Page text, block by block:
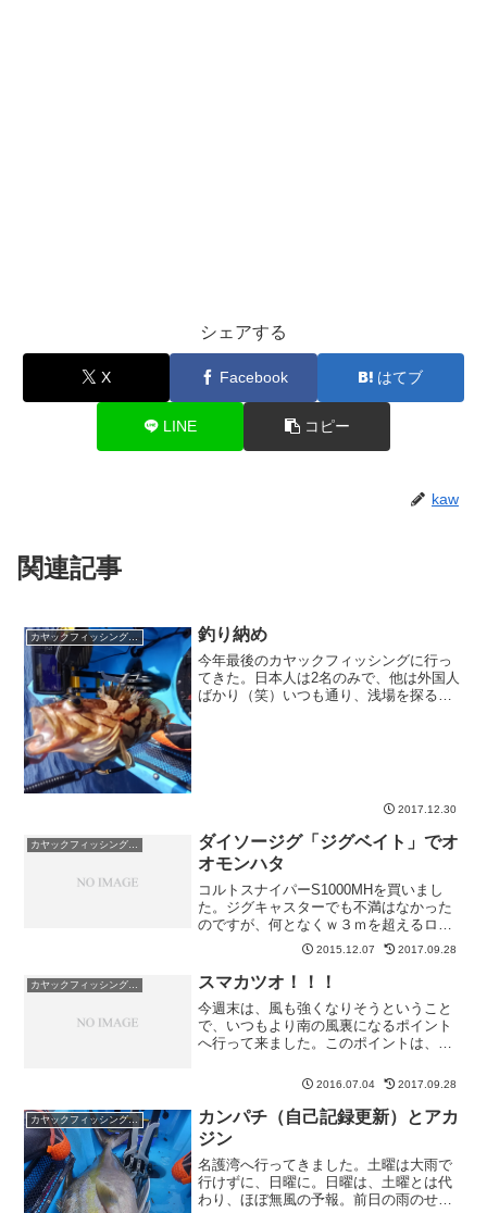
シェアする
X Facebook はてブ
LINE コピー
kaw
関連記事
釣り納め
今年最後のカヤックフィッシングに行っ
てきた。日本人は2名のみで、他は外国人
ばかり（笑）いつも通り、浅場を探るけ
2017.12.30
ダイソージグ「ジグベイト」でオ
オモンハタ
コルトスナイパーS1000MHを買いまし
た。ジグキャスターでも不満はなかった
のですが、何となくｗ３ｍを超えるロッ
ドは初めてなので、陸から投げてみたか
ったのですが時間が取れずにカヤックか
らぶっつけ本番です。【スーパーSALE】
ポイント最大30...
2015.12.07 2017.09.28
カヤックフィッシング釣果 スマカツオ！！！
今週末は、風も強くなりそうということ
で、いつもより南の風裏になるポイント
へ行って来ました。このポイントは、大
せずに数釣りポイントです。浅場で、コ
先日のマグシールドなリー...
2016.07.04 2017.09.28
カヤックフィッシング釣果
カンパチ（自己記録更新）とアカ
ジン
名護湾へ行ってきました。土曜は大雨で
行けずに、日曜に。日曜は、土曜とは代
わり、ほぼ無風の予報。前日の雨のせい